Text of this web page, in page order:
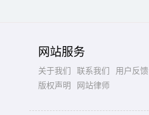
网站服务
关于我们 联系我们
用户反馈
版权声明
网站律师